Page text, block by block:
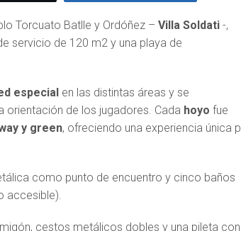
Torcuato Batlle y Ordóñez – Villa Soldati-,
servicio de 120 m2 y una playa de
especial en las distintas áreas y se
orientación de los jugadores. Cada hoyo fue
y green, ofreciendo una experiencia única
como punto de encuentro y cinco baños
accesible).
cestos metálicos dobles y una pileta con